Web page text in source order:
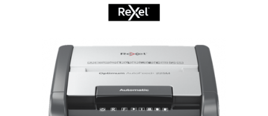
Saci menajeri (Unitate Protejata)
Agende personalizabile
Organizatoare business
Birotica si papetarie
Hartie si articole din hartie